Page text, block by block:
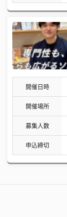
開催日時
開催場所
募集人数
申込締切